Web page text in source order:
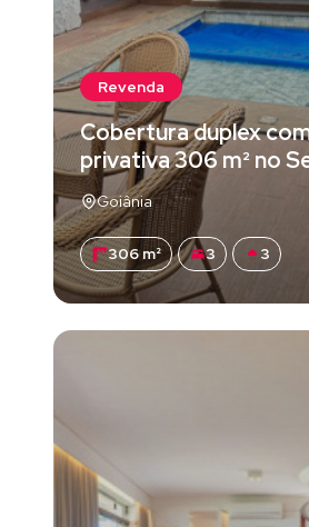
Revenda
Cobertura duplex
privativa 306 m² no
Goiânia
306 m² 3 3